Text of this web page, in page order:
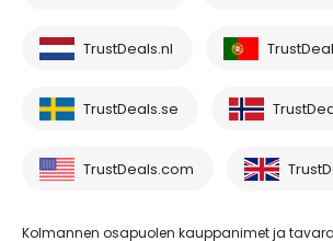
TrustDeals.nl
TrustDeals.se
TrustDeals.com
Kolmannen osapuolen kauppanimet ja